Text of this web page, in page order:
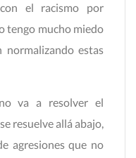
el racismo por
tengo mucho miedo
normalizando estas
va a resolver el
resuelve allá abajo,
agresiones que no